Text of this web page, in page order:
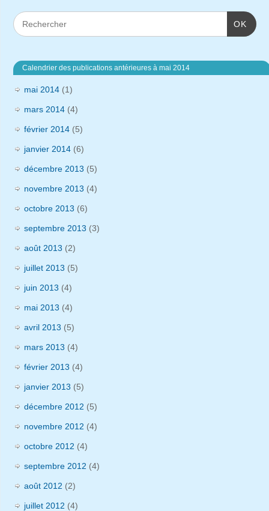
OK
Calendrier des publications antérieures à mai 2014
mai 2014 (1)
mars 2014 (4)
février 2014 (5)
janvier 2014 (6)
décembre 2013 (5)
novembre 2013 (4)
octobre 2013 (6)
septembre 2013 (3)
août 2013 (2)
juillet 2013 (5)
juin 2013 (4)
mai 2013 (4)
avril 2013 (5)
mars 2013 (4)
février 2013 (4)
janvier 2013 (5)
décembre 2012 (5)
novembre 2012 (4)
octobre 2012 (4)
septembre 2012 (4)
août 2012 (2)
juillet 2012 (4)